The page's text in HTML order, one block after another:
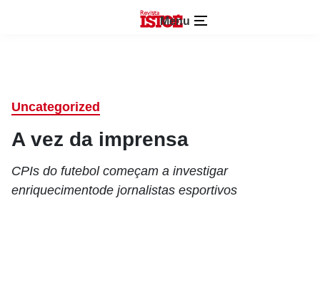
Menu
Uncategorized
A vez da imprensa
CPIs do futebol começam a investigar
enriquecimentode jornalistas esportivos